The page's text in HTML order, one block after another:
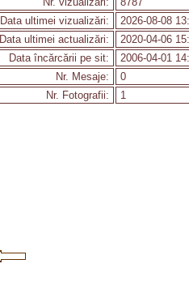
Data ultimei vizualizări:
2026-08-08
Data ultimei actualizări:
2020-04-06
Data încărcării pe sit:
2006-04-01
Nr. Mesaje:
0
Nr. Fotografii:
1